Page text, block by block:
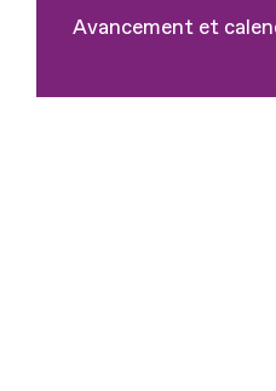
Avancement et